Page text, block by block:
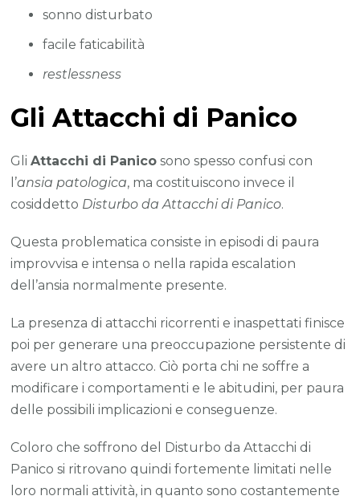
sonno disturbato
facile faticabilità
restlessness
Gli Attacchi di Panico
GliAttacchi di Panico sono spesso confusi con
l’ansia patologica, ma costituiscono invece il
cosiddetto Disturbo da Attacchi di Panico.
Questa problematica consiste in episodi di paura
improvvisa e intensa o nella rapida escalation
dell’ansia normalmente presente.
La presenza di attacchi ricorrenti e inaspettati finisce
poi per generare una preoccupazione persistente di
avere un altro attacco. Ciò porta chi ne soffre a
modificare i comportamenti e le abitudini, per paura
delle possibili implicazioni e conseguenze.
Coloro che soffrono del Disturbo da Attacchi di
Panico si ritrovano quindi fortemente limitati nelle
loro normali attività, in quanto sono costantemente